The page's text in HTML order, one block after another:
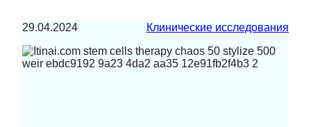
29.04.2024 Клинические исследования